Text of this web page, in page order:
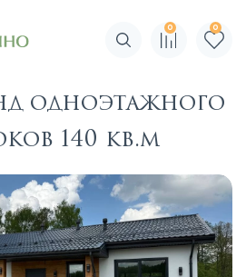
Поиск по сайту
0 0
одноэтажного
140 кв.м